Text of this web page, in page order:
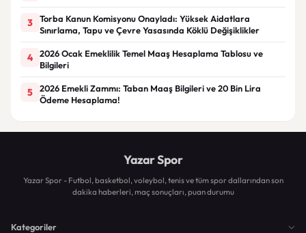
3
Torba Kanun Komisyonu Onayladı: Yüksek Aidatlara
Sınırlama, Tapu ve Çevre Yasasında Köklü Değişiklikler
4
2026 Ocak Emeklilik Temel Maaş Hesaplama Tablosu ve
Bilgileri
5
2026 Emekli Zammı: Taban Maaş Bilgileri ve 20 Bin Lira
Ödeme Hesaplama!
Yazar Spor
Yazar Spor - Futbol, basketbol, voleybol, tenis ve tüm spor dallarından son
dakika haberleri, maç sonuçları, puan durumu
Kategoriler